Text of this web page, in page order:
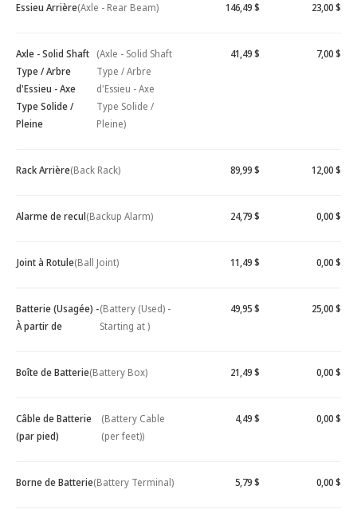
Essieu Arrière(Axle - Rear Beam) 146,49 $ 23,00 $
Axle - Solid Shaft
Type / Arbre
d'Essieu - Axe
Type Solide /
Pleine
(Axle - Solid Shaft
Type / Arbre
d'Essieu - Axe
Type Solide /
Pleine)
41,49 $ 7,00 $
Rack Arrière(Back Rack) 89,99 $ 12,00 $
Alarme de recul(Backup Alarm) 24,79 $ 0,00 $
Joint à Rotule(Ball Joint) 11,49 $ 0,00 $
Batterie (Usagée) -
À partir de
(Battery (Used) -
Starting at )
49,95 $ 25,00 $
Boîte de Batterie(Battery Box) 21,49 $ 0,00 $
Câble de Batterie
(par pied)
(Battery Cable
(per feet))
4,49 $ 0,00 $
Borne de Batterie(Battery Terminal) 5,79 $ 0,00 $